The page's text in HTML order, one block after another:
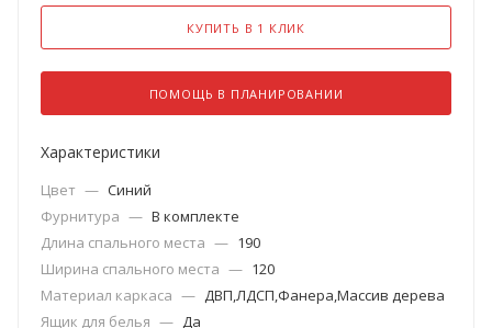
КУПИТЬ В 1 КЛИК
ПОМОЩЬ В ПЛАНИРОВАНИИ
Характеристики
Цвет — Синий
Фурнитура — В комплекте
Длина спального места — 190
Ширина спального места — 120
Материал каркаса — ДВП,ЛДСП,Фанера,Массив дерева
Ящик для белья — Да